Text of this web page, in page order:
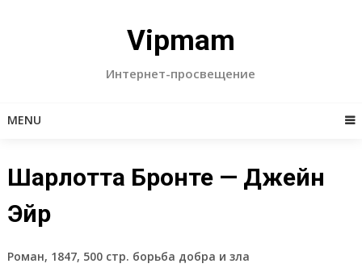
Vipmam
Интернет-просвещение
MENU
Шарлотта Бронте — Джейн
Эйр
Роман, 1847, 500 стр. борьба добра и зла